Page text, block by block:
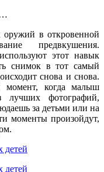
…
в откровенной
предвкушения.
этот навык
снимок в тот самый
снова и снова.
момент, когда малыш
лучших фотографий,
за детьми или на
моменты произойдут,